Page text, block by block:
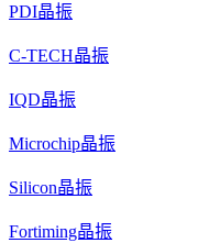
PDI晶振
C-TECH晶振
IQD晶振
Microchip晶振
Silicon晶振
Fortiming晶振